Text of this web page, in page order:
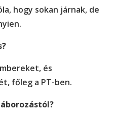
hogy sokan járnak, de
és
főleg a PT-ben.